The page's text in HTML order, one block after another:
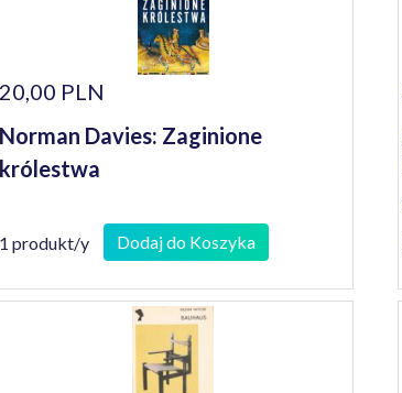
20,00 PLN
Norman Davies: Zaginione
królestwa
1 produkt/y Dodaj do Koszyka